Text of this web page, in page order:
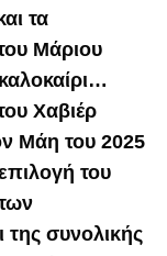
τα
Μάριου
Χαβιέρ
Μάη του 2025
του
συνολικής